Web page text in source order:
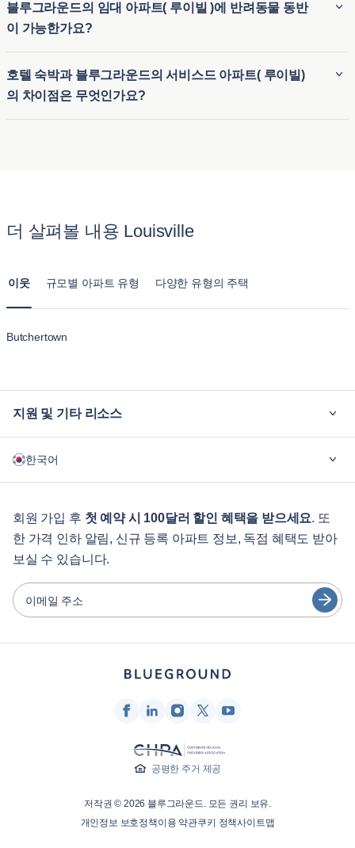
현대적인 예술 갤러리, 세련된 부티크 및 농장에서 식탁으로 향
하는 식사 옵션으로 유명하며, 젊은 전문가와 창의적인 사람들
을 매료시키는 현대적이고 예술적인 분위기를 제공합니다. 크
레센트 힐은 나무가 늘어선 거리, 역사적인 주택, 강한 커뮤니
티감을 갖춘 매력적이고 가족 친화적인 분위기를 제공하여 조
므로 외국인도 루이빌 에서 월세 아파트를 쉽게 예약할 수 있습
니다. 비즈니스나 레저를 위해 루이빌 에서 월세 아파트를 찾고
계신다면, 블루그라운드는 도시에 익숙하지 않은 분들에게 유
연하고 편리한 임시 주거 옵션을 제공합니다. 따라서 외국인이
나 여행객은 장기 계약 없이도 가구가 완비된 숙소에 쉽게 정착
할 수 있습니다.
블루그라운드의 임대 아파트( 루이빌 )에 반려동물 동반
이 가능한가요?
친화적이어서 세입자가 반려동물을 동반할 수 있습니다. 루이
빌 의 반려동물 동반 가능 아파트는 공원 및 반려동물에게 적합
한 기타 편의시설 근처에 위치한 숙소가 많아 반려동물과 함께
호텔 숙박과 블루그라운드의 서비스드 아파트( 루이빌)
의 차이점은 무엇인가요?
느낌보다는 집과 같은 느낌을 줍니다.
더 살펴볼 내용 Louisville
이웃 규모별 아파트 유형 다양한 유형의 주택
Butchertown
지원 및 기타 리소스
기업용
게스트 서비스
도시 가이드
파트너
가구 렌탈 사업자
한국어
English
Português
Español
회원 가입 후 첫 예약 시 100달러 할인 혜택을 받으세요. 또
한 가격 인하 알림, 신규 등록 아파트 정보, 독점 혜택도 받아
보실 수 있습니다.
이메일 주소
공평한 주거 제공
저작권 © 2026 블루그라운드. 모든 권리 보유.
개인정보 보호정책이용 약관쿠키 정책사이트맵